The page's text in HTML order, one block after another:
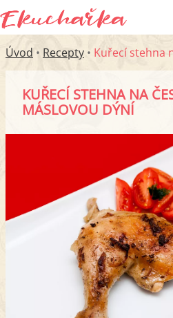
Úvod • Recepty • Kuřecí stehna
KUŘECÍ STEHNA NA
MÁSLOVOU DÝNÍ